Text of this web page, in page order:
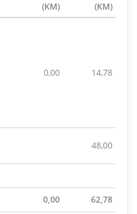
(KM)
(KM)
0,00 14,78
48,00
0,00 62,78